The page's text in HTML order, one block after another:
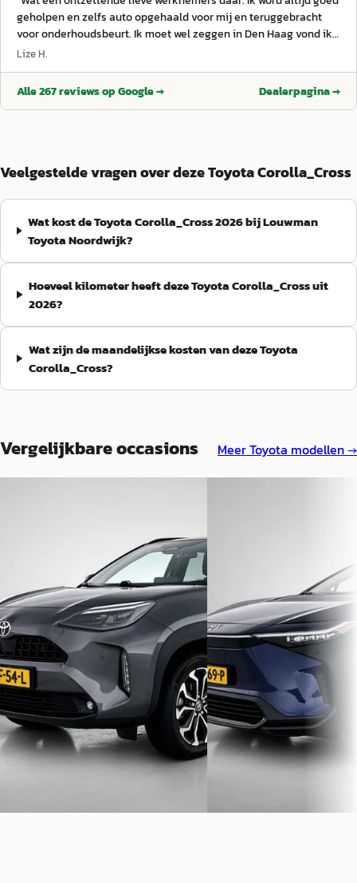
geholpen en zelfs auto opgehaald voor mij en teruggebracht
voor onderhoudsbeurt. Ik moet wel zeggen in Den Haag vond ik
ze niet zo klantvriendelijk daarom naar Noordwijk gegaan. Van
Lize H.
Alle267reviews op Google → Dealerpagina →
Veelgestelde vragen over deze Toyota Corolla_Cross
Wat kost de Toyota Corolla_Cross 2026 bij Louwman
Toyota Noordwijk?
Hoeveel kilometer heeft deze Toyota Corolla_Cross uit
2026?
Wat zijn de maandelijkse kosten van deze Toyota
Corolla_Cross?
Vergelijkbare occasions MeerToyota modellen →
1.5 Hybrid 115 First Edition
v.a. € 614/mnd
2025 · 32.664 km · Hybride ·
Automaat
Louwman Toyota Roosendaal
Roosendaal
4,3(277)
Bekijk aanbieding →
Vergelijk
v.a. € 656/mnd
Scherp geprijsd
2023 · 18.835 km · Electra
Louwman Toyota
Roosendaal 4,3(277)
Bekijk aanbieding →